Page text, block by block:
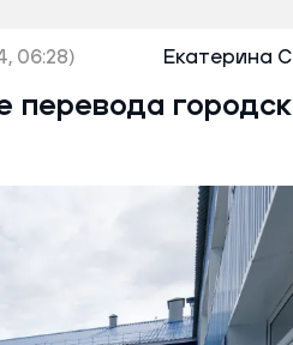
06:28) Екатерина
перевода